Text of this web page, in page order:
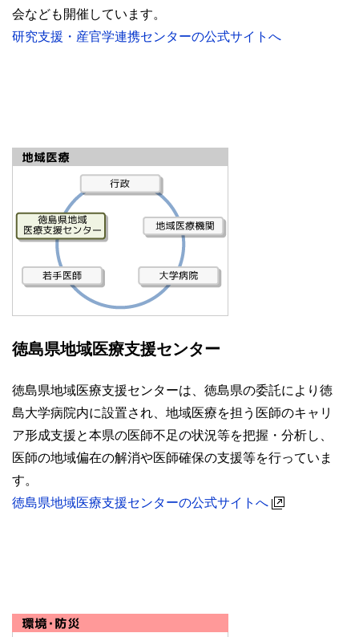
会なども開催しています。
研究支援・産官学連携センターの公式サイトへ
徳島県地域医療支援センター
徳島県地域医療支援センターは、徳島県の委託により徳
島大学病院内に設置され、地域医療を担う医師のキャリ
ア形成支援と本県の医師不足の状況等を把握・分析し、
医師の地域偏在の解消や医師確保の支援等を行っていま
す。
徳島県地域医療支援センターの公式サイトへ